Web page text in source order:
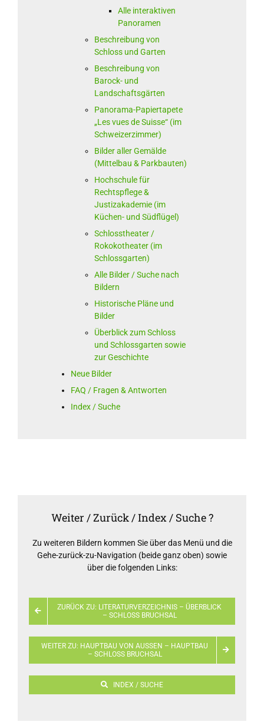
Alle interaktiven
Panoramen
Beschreibung von
Schloss und Garten
Beschreibung von
Barock- und
Landschaftsgärten
Panorama-Papiertapete
„Les vues de Suisse“ (im
Schweizerzimmer)
Bilder aller Gemälde
(Mittelbau & Parkbauten)
Hochschule für
Rechtspflege &
Justizakademie (im
Küchen- und Südflügel)
Schlosstheater /
Rokokotheater (im
Schlossgarten)
Alle Bilder / Suche nach
Bildern
Historische Pläne und
Bilder
Überblick zum Schloss
und Schlossgarten sowie
zur Geschichte
Neue Bilder
FAQ / Fragen & Antworten
Index / Suche
Weiter / Zurück / Index / Suche ?
Zu weiteren Bildern kommen Sie über das Menü und die
Gehe-zurück-zu-Navigation (beide ganz oben) sowie
über die folgenden Links:
ZURÜCK ZU: LITERATURVERZEICHNIS – ÜBERBLICK
– SCHLOSS BRUCHSAL
WEITER ZU: HAUPTBAU VON AUSSEN – HAUPTBAU –
SCHLOSS BRUCHSAL
INDEX / SUCHE